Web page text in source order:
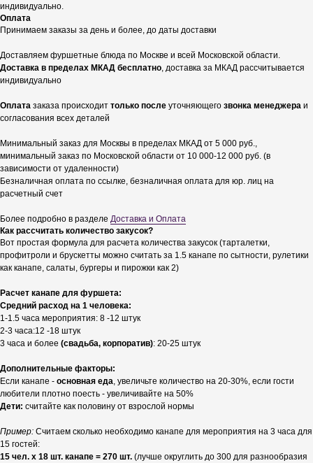
индивидуально.
Оплата
Принимаем заказы за день и более, до даты доставки
Доставляем фуршетные блюда по Москве и всей Московской области.
Доставка в пределах МКАД бесплатно, доставка за МКАД рассчитывается
индивидуально
Оплата заказа происходит только после уточняющего звонка менеджера и
согласования всех деталей
Минимальный заказ для Москвы в пределах МКАД от 5 000 руб.,
минимальный заказ по Московской области от 10 000-12 000 руб. (в
зависимости от удаленности)
Безналичная оплата по ссылке, безналичная оплата для юр. лиц на
расчетный счет
Более подробно в разделе Доставка и Оплата
Как рассчитать количество закусок?
Вот простая формула для расчета количества закусок (тарталетки,
профитроли и брускетты можно считать за 1.5 канапе по сытности, рулетики
как канапе, салаты, бургеры и пирожки как 2)
Расчет канапе для фуршета:
Средний расход на 1 человека:
1-1.5 часа мероприятия: 8 -12 штук
2-3 часа:12 -18 штук
3 часа и более (свадьба, корпоратив): 20-25 штук
Дополнительные факторы:
Если канапе - основная еда, увеличьте количество на 20-30%, если гости
любители плотно поесть - увеличивайте на 50%
Дети: считайте как половину от взрослой нормы
Пример: Считаем сколько необходимо канапе для мероприятия на 3 часа для
15 гостей:
15 чел. х 18 шт. канапе = 270 шт. (лучше округлить до 300 для разнообразия